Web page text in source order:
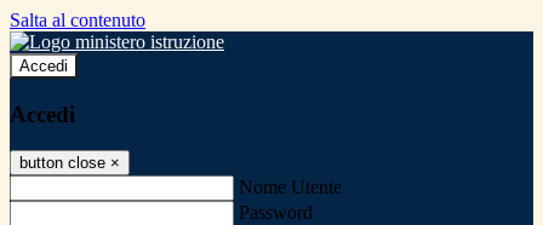
Salta al contenuto
Accedi
Accedi
button close ×
Nome Utente
Password